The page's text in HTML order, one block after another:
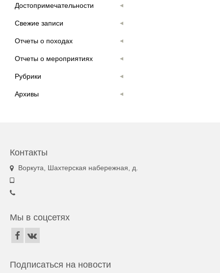
Достопримечательности
Свежие записи
Отчеты о походах
Отчеты о мероприятиях
Рубрики
Архивы
Контакты
Воркута, Шахтерская набережная, д.
Мы в соцсетях
Подписаться на новости